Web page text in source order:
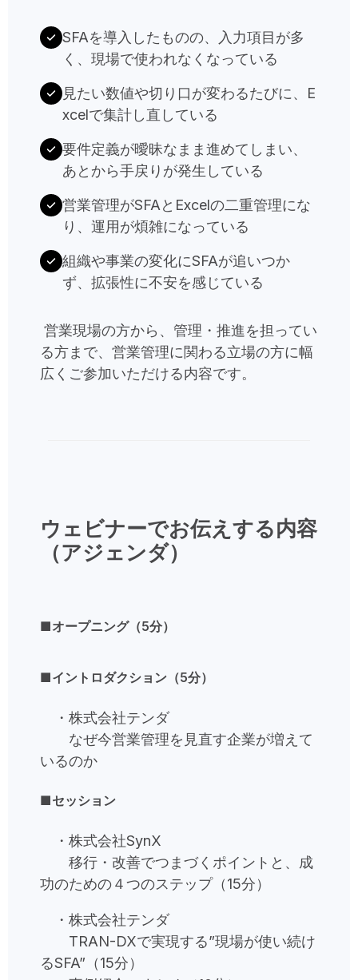
SFAを導入したものの、入力項目が多
く、現場で使われなくなっている
見たい数値や切り口が変わるたびに、E
xcelで集計し直している
要件定義が曖昧なまま進めてしまい、
あとから手戻りが発生している
営業管理がSFAとExcelの二重管理にな
り、運用が煩雑になっている
組織や事業の変化にSFAが追いつか
ず、拡張性に不安を感じている
営業現場の方から、管理・推進を担ってい
る方まで、営業管理に関わる立場の方に幅
広くご参加いただける内容です。
ウェビナーでお伝えする内容
（アジェンダ）
■オープニング（5分）
■イントロダクション（5分）
・株式会社テンダ
なぜ今営業管理を見直す企業が増えて
いるのか
■セッション
・株式会社SynX
移行・改善でつまづくポイントと、成
功のための４つのステップ（15分）
・株式会社テンダ
TRAN-DXで実現する”現場が使い続け
るSFA”（15分）